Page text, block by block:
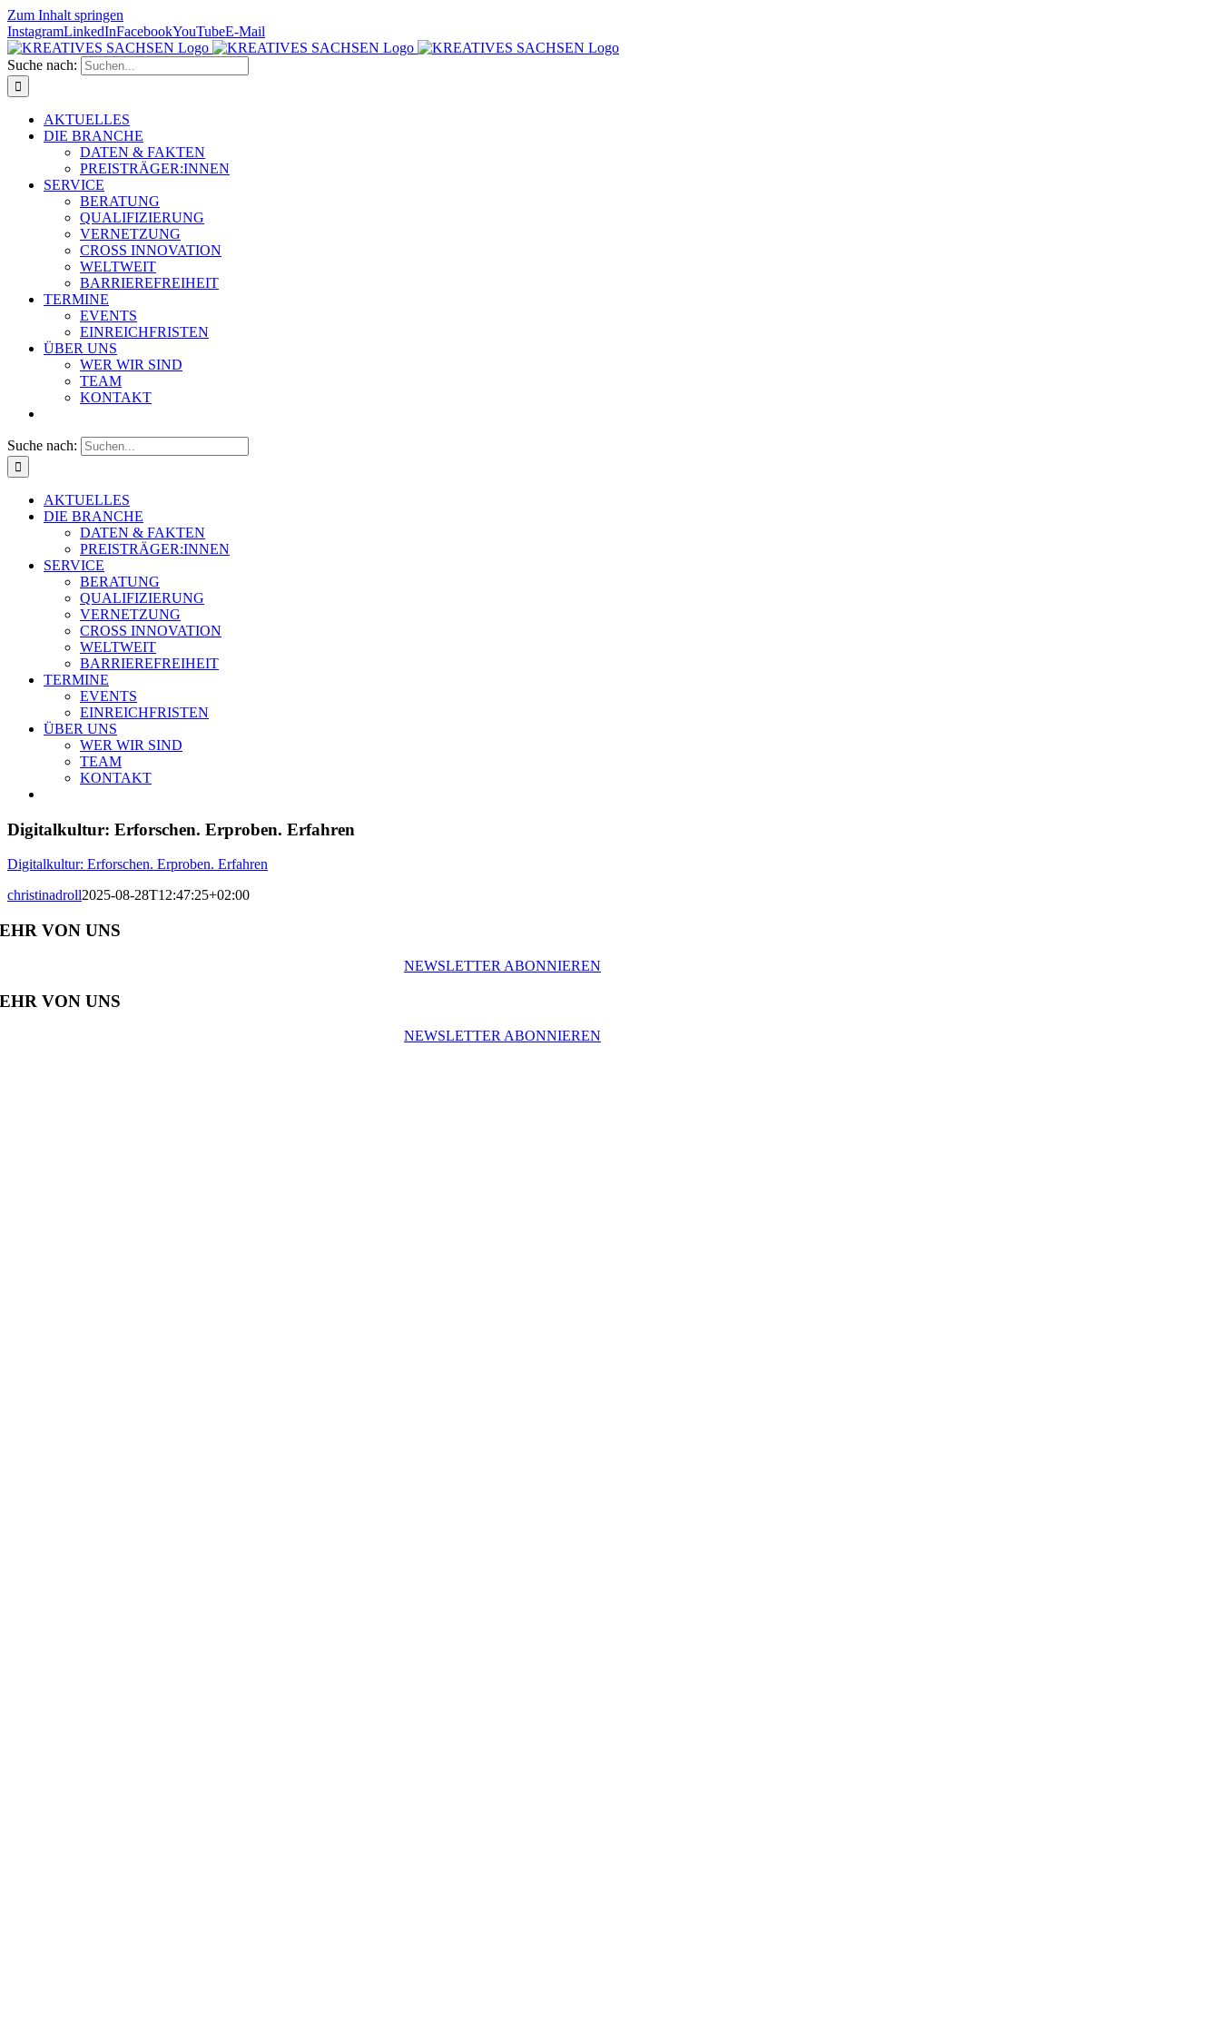
Zum Inhalt springen
InstagramLinkedInFacebookYouTubeE-Mail
Suche nach:
AKTUELLES
DIE BRANCHE
DATEN & FAKTEN
PREISTRÄGER:INNEN
SERVICE
BERATUNG
QUALIFIZIERUNG
VERNETZUNG
CROSS INNOVATION
WELTWEIT
BARRIEREFREIHEIT
TERMINE
EVENTS
EINREICHFRISTEN
ÜBER UNS
WER WIR SIND
TEAM
KONTAKT
Suche nach:
AKTUELLES
DIE BRANCHE
DATEN & FAKTEN
PREISTRÄGER:INNEN
SERVICE
BERATUNG
QUALIFIZIERUNG
VERNETZUNG
CROSS INNOVATION
WELTWEIT
BARRIEREFREIHEIT
TERMINE
EVENTS
EINREICHFRISTEN
ÜBER UNS
WER WIR SIND
TEAM
KONTAKT
Digitalkultur: Erforschen. Erproben. Erfahren
Digitalkultur: Erforschen. Erproben. Erfahren
christinadroll2025-08-28T12:47:25+02:00
VON UNS
NEWSLETTER ABONNIEREN
VON UNS
NEWSLETTER ABONNIEREN